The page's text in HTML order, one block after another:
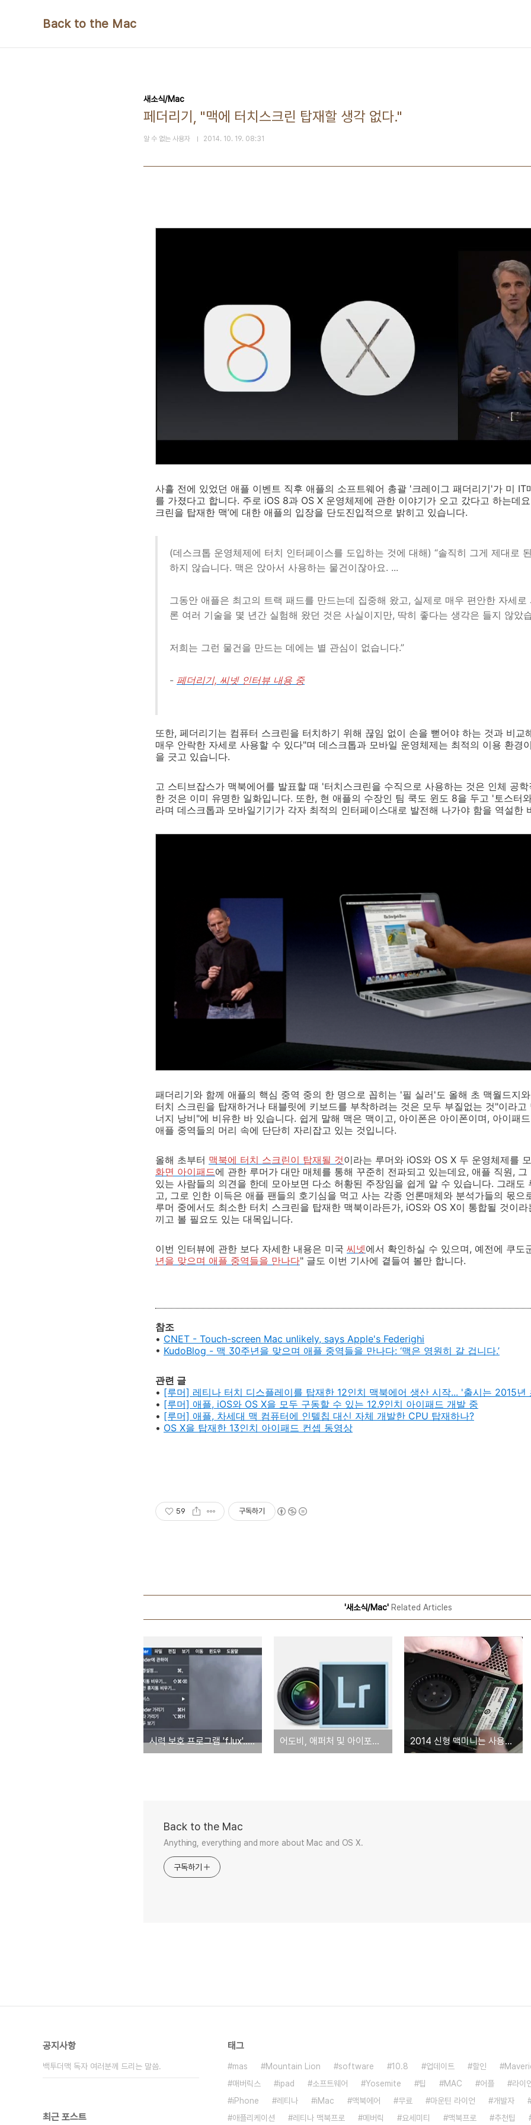
Back to the Mac
새소식/Mac
페더리기, "맥에 터치스크린 탑재할 생각 없다."
알 수 없는 사용자 2014. 10. 19. 08:31
사흘 전에 있었던 애플 이벤트 직후 애플의 소프트웨어 총괄 '크레이그 패더리기'가 미 IT
를 가졌다고 합니다. 주로 iOS 8과 OS X 운영체제에 관한 이야기가 오고 갔다고 하는데
크린을 탑재한 맥’에 대한 애플의 입장을 단도진입적으로 밝히고 있습니다.
(데스크톱 운영체제에 터치 인터페이스를 도입하는 것에 대해) “솔직히 그게 제대로
하지 않습니다. 맥은 앉아서 사용하는 물건이잖아요. ...
그동안 애플은 최고의 트랙 패드를 만드는데 집중해 왔고, 실제로 매우 편안한 자세
론 여러 기술을 몇 년간 실험해 왔던 것은 사실이지만, 딱히 좋다는 생각은 들지 않았
저희는 그런 물건을 만드는 데에는 별 관심이 없습니다.”
- 페더리기, 씨넷 인터뷰 내용 중
또한, 페더리기는 컴퓨터 스크린을 터치하기 위해 끊임 없이 손을 뻗어야 하는 것과 비교
매우 안락한 자세로 사용할 수 있다"며 데스크톱과 모바일 운영체제는 최적의 이용 환경
을 긋고 있습니다.
고 스티브잡스가 맥북에어를 발표할 때 '터치스크린을 수직으로 사용하는 것은 인체 공
한 것은 이미 유명한 일화입니다. 또한, 현 애플의 수장인 팀 쿡도 윈도 8을 두고 '토스터
라며 데스크톱과 모바일기기가 각자 최적의 인터페이스대로 발전해 나가야 함을 역설한
패더리기와 함께 애플의 핵심 중역 중의 한 명으로 꼽히는 '필 실러'도 올해 초 맥월드지
터치 스크린을 탑재하거나 태블릿에 키보드를 부착하려는 것은 모두 부질없는 것"이라
너지 낭비"에 비유한 바 있습니다. 쉽게 말해 맥은 맥이고, 아이폰은 아이폰이며, 아이패
애플 중역들의 머리 속에 단단히 자리잡고 있는 것입니다.
올해 초부터 맥북에 터치 스크린이 탑재될 것이라는 루머와 iOS와 OS X 두 운영체제를
화면 아이패드에 관한 루머가 대만 매체를 통해 꾸준히 전파되고 있는데요, 애플 직원,
있는 사람들의 의견을 한데 모아보면 다소 허황된 주장임을 쉽게 알 수 있습니다. 그래도
고, 그로 인한 이득은 애플 팬들의 호기심을 먹고 사는 각종 언론매체와 분석가들의 몫으
루머 중에서도 최소한 터치 스크린을 탑재한 맥북이라든가, iOS와 OS X이 통합될 것이
끼고 볼 필요도 있는 대목입니다.
이번 인터뷰에 관한 보다 자세한 내용은 미국 씨넷에서 확인하실 수 있으며, 예전에 쿠도
년을 맞으며 애플 중역들을 만나다" 글도 이번 기사에 곁들여 볼만 합니다.
참조
• CNET - Touch-screen Mac unlikely, says Apple's Federighi
• KudoBlog - 맥 30주년을 맞으며 애플 중역들을 만나다: ‘맥은 영원히 갈 겁니다.’
관련 글
• [루머] 레티나 터치 디스플레이를 탑재한 12인치 맥북에어 생산 시작... '출시는 2015년
• [루머] 애플, iOS와 OS X을 모두 구동할 수 있는 12.9인치 아이패드 개발 중
• [루머] 애플, 차세대 맥 컴퓨터에 인텔칩 대신 자체 개발한 CPU 탑재하나?
• OS X을 탑재한 13인치 아이패드 컨셉 동영상
59 구독하기
'새소식/Mac' Related Articles
시력 보호 프로그램 'f.lux'... OS X 요세미티의 '다크 모드' 지원 어도비, 애퍼처 및 아이포토 라이브러리를 라이트룸으로 이전할 수 있는 플러그인 공개 2014 신형 맥미니는 사용자가 직접 메모리 교체 또는 업그레이드 '불가'
Back to the Mac
Anything, everything and more about Mac and OS X.
구독하기
공지사항
백투더맥 독자 여러분께 드리는 말씀.
최근 포스트
태그
mas Mountain Lion software 10.8 업데이트 할인
매버릭스
ipad 소프트웨어 Yosemite 팁 MAC 어플
라이
iPhone
레티나 iMac 맥북에어 무료 마운틴 라이언
개발자
애플리케이션
레티나 맥북프로 메버릭 요세미티 맥북프로 추천팁